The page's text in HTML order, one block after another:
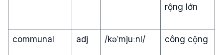
rộng lớn
communal adj /kəˈmjuːnl/ công cộng